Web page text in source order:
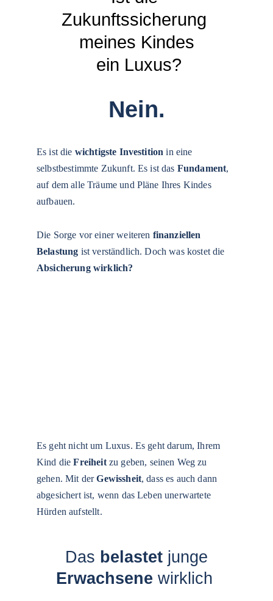
Zukunftssicherung
meines Kindes
ein Luxus?
Nein.
Es ist die wichtigste Investition in eine
selbstbestimmte Zukunft. Es ist das Fundament,
auf dem alle Träume und Pläne Ihres Kindes
aufbauen.
Es geht nicht um Luxus. Es geht darum, Ihrem
Kind die Freiheit zu geben, seinen Weg zu
gehen. Mit der Gewissheit, dass es auch dann
abgesichert ist, wenn das Leben unerwartete
Hürden aufstellt.
Die Sorge vor einer weiteren finanziellen
Belastung ist verständlich. Doch was kostet die
Absicherung wirklich?
Das belastet junge
Erwachsene wirklich